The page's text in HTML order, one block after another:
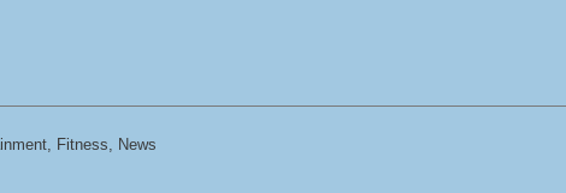
Fitness, News